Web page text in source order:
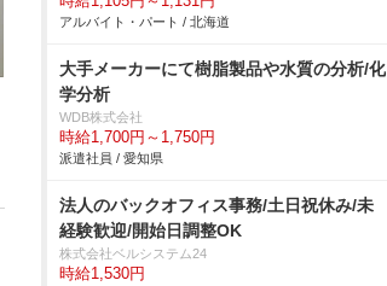
アルバイト・パート / 北海道
大手メーカーにて樹脂製品や水質の分析/化
学分析
WDB株式会社
時給1,700円～1,750円
派遣社員 / 愛知県
法人のバックオフィス事務/土日祝休み/未
経験歓迎/開始日調整OK
株式会社ベルシステム24
時給1,530円